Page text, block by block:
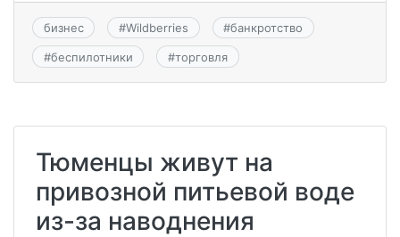
бизнес #Wildberries #банкротство
#беспилотники #торговля
Тюменцы живут на
привозной питьевой воде
из-за наводнения